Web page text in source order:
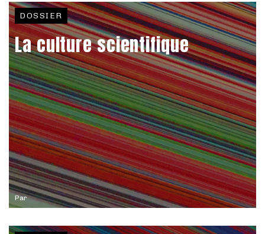
Par
DOSSIER
La culture scientifique